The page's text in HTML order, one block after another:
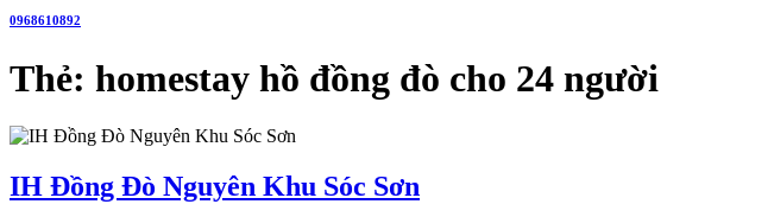
0968610892
Thẻ: homestay hồ đồng đò cho 24 người
IH Đồng Đò Nguyên Khu Sóc Sơn